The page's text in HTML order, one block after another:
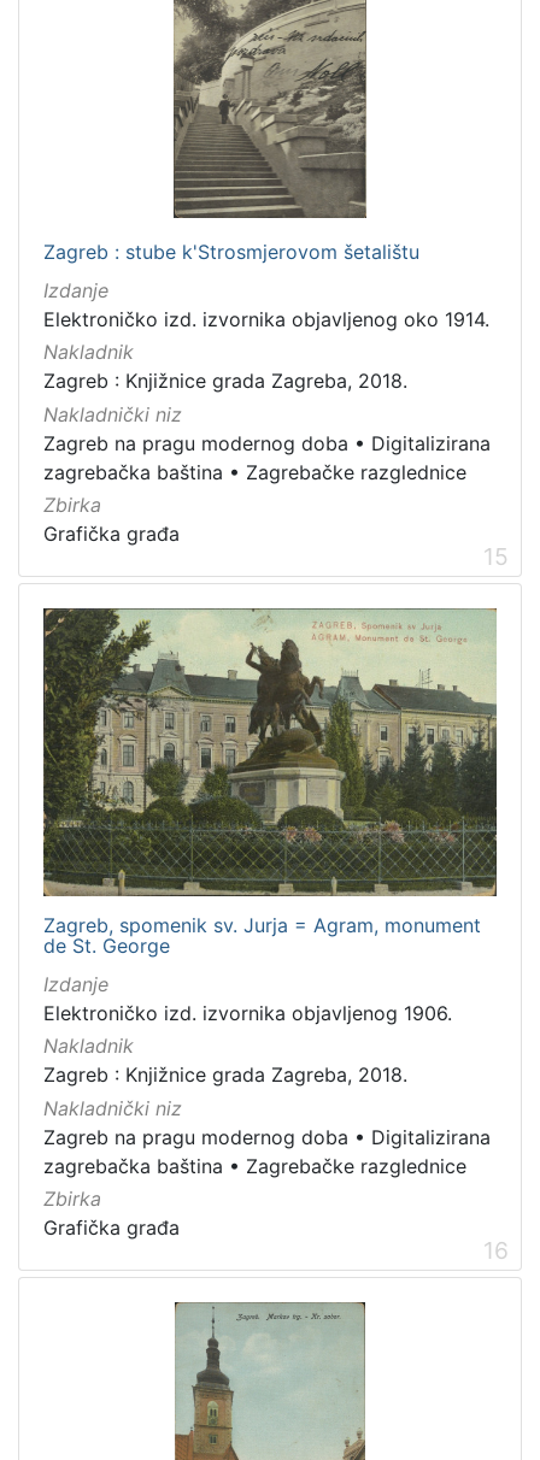
Zagreb : stube k'Strosmjerovom šetalištu
Izdanje
Elektroničko izd. izvornika objavljenog oko 1914.
Nakladnik
Zagreb : Knjižnice grada Zagreba, 2018.
Nakladnički niz
Zagreb na pragu modernog doba • Digitalizirana
zagrebačka baština • Zagrebačke razglednice
Zbirka
Grafička građa
15
Zagreb, spomenik sv. Jurja = Agram, monument
de St. George
Izdanje
Elektroničko izd. izvornika objavljenog 1906.
Nakladnik
Zagreb : Knjižnice grada Zagreba, 2018.
Nakladnički niz
Zagreb na pragu modernog doba • Digitalizirana
zagrebačka baština • Zagrebačke razglednice
Zbirka
Grafička građa
16